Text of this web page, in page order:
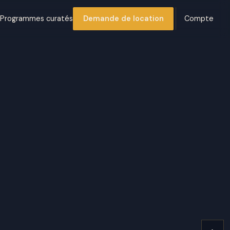
Programmes curatés Demande de location Compte